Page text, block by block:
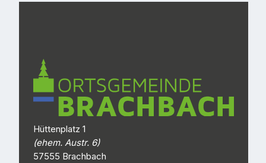
Hüttenplatz 1
(ehem. Austr. 6)
57555 Brachbach